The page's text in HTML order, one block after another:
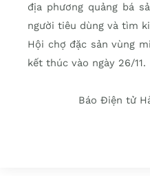
địa phương quảng bá
người tiêu dùng và tìm
Hội chợ đặc sản vùng
kết thúc vào ngày 26/11.
Báo Điện tử